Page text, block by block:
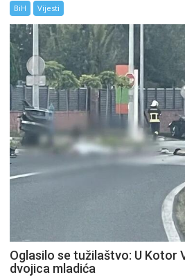
BiH Vijesti
Oglasilo se tužilaštvo: U Kotor
dvojica mladića